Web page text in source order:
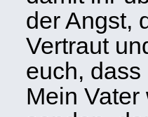
der Angst,
Vertraut
euch,
Mein